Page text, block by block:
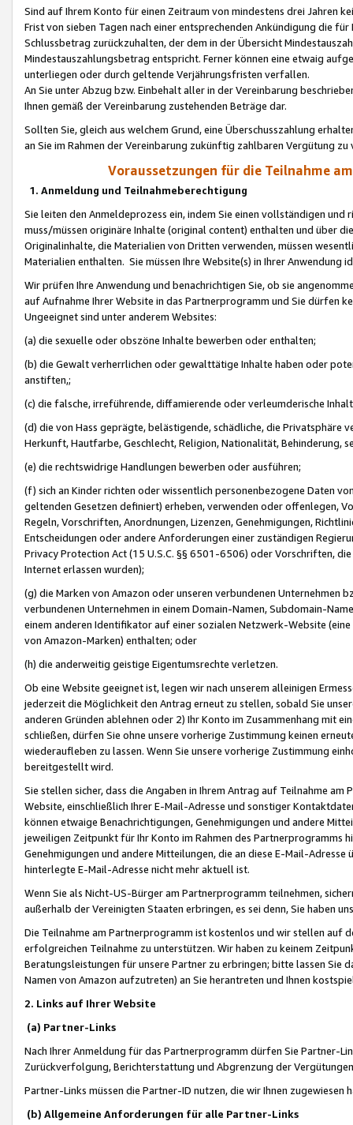
Sind auf Ihrem Konto für einen Zeitraum von mindestens drei Jahren
Frist von sieben Tagen nach einer entsprechenden Ankündigung die
Schlussbetrag zurückzuhalten, der dem in der Übersicht
Mindestauszahlungsbetrag entspricht. Ferner können eine etwaig
unterliegen oder durch geltende Verjährungsfristen verfallen.
An Sie unter Abzug bzw. Einbehalt aller in der Vereinbarung
Ihnen gemäß der Vereinbarung zustehenden Beträge dar.
Sollten Sie, gleich aus welchem Grund, eine Überschusszahlung
an Sie im Rahmen der Vereinbarung zukünftig zahlbaren Vergütung zu
Voraussetzungen für die Teilnahme
1. Anmeldung und Teilnahmeberechtigung
Sie leiten den Anmeldeprozess ein, indem Sie einen vollständigen
muss/müssen originäre Inhalte (original content) enthalten und über
Originalinhalte, die Materialien von Dritten verwenden, müssen
Materialien enthalten. Sie müssen Ihre Website(s) in Ihrer Anwendung
Wir prüfen Ihre Anwendung und benachrichtigen Sie, ob sie
auf Aufnahme Ihrer Website in das Partnerprogramm und Sie dürfen
Ungeeignet sind unter anderem Websites:
(a) die sexuelle oder obszöne Inhalte bewerben oder enthalten;
(b) die Gewalt verherrlichen oder gewalttätige Inhalte haben oder
anstiften,;
(c) die falsche, irreführende, diffamierende oder verleumderische
(d) die von Hass geprägte, belästigende, schädliche, die Privatsphäre
Herkunft, Hautfarbe, Geschlecht, Religion, Nationalität, Behinderung,
(e) die rechtswidrige Handlungen bewerben oder ausführen;
(f) sich an Kinder richten oder wissentlich personenbezogene Daten
geltenden Gesetzen definiert) erheben, verwenden oder offenlegen,
Regeln, Vorschriften, Anordnungen, Lizenzen, Genehmigungen,
Entscheidungen oder andere Anforderungen einer zuständigen
Privacy Protection Act (15 U.S.C. §§ 6501-6506) oder Vorschriften,
Internet erlassen wurden);
(g) die Marken von Amazon oder unseren verbundenen Unternehmen
verbundenen Unternehmen in einem Domain-Namen, Subdomain-
einem anderen Identifikator auf einer sozialen Netzwerk-Website
von Amazon-Marken) enthalten; oder
(h) die anderweitig geistige Eigentumsrechte verletzen.
Ob eine Website geeignet ist, legen wir nach unserem alleinigen
jederzeit die Möglichkeit den Antrag erneut zu stellen, sobald Sie
anderen Gründen ablehnen oder 2) Ihr Konto im Zusammenhang mit
schließen, dürfen Sie ohne unsere vorherige Zustimmung keinen
wiederaufleben zu lassen. Wenn Sie unsere vorherige Zustimmung
bereitgestellt wird.
Sie stellen sicher, dass die Angaben in Ihrem Antrag auf Teilnahme
Website, einschließlich Ihrer E-Mail-Adresse und sonstiger
können etwaige Benachrichtigungen, Genehmigungen und andere
jeweiligen Zeitpunkt für Ihr Konto im Rahmen des Partnerprogramms
Genehmigungen und andere Mitteilungen, die an diese E-Mail-
hinterlegte E-Mail-Adresse nicht mehr aktuell ist.
Wenn Sie als Nicht-US-Bürger am Partnerprogramm teilnehmen,
außerhalb der Vereinigten Staaten erbringen, es sei denn, Sie haben
Die Teilnahme am Partnerprogramm ist kostenlos und wir stellen auf
erfolgreichen Teilnahme zu unterstützen. Wir haben zu keinem
Beratungsleistungen für unsere Partner zu erbringen; bitte lassen Sie
Namen von Amazon aufzutreten) an Sie herantreten und Ihnen
2. Links auf Ihrer Website
(a) Partner-Links
Nach Ihrer Anmeldung für das Partnerprogramm dürfen Sie Partner-
Zurückverfolgung, Berichterstattung und Abgrenzung der
Partner-Links müssen die Partner-ID nutzen, die wir Ihnen zugewiesen
(b) Allgemeine Anforderungen für alle Partner-Links